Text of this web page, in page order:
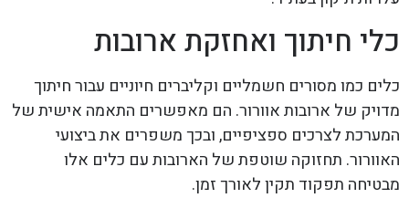
כלי חיתוך ואחזקת ארובות
כלים כמו מסורים חשמליים וקליברים חיוניים עבור חיתוך
מדויק של ארובות אוורור. הם מאפשרים התאמה אישית של
המערכת לצרכים ספציפיים, ובכך משפרים את ביצועי
האוורור. תחזוקה שוטפת של הארובות עם כלים אלו
מבטיחה תפקוד תקין לאורך זמן.